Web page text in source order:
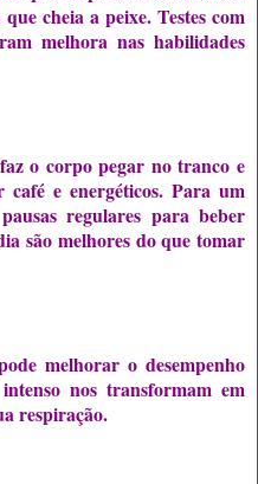
cheia a peixe. Testes com
melhora nas habilidades
o corpo pegar no tranco e
e energéticos. Para um
regulares para beber
são melhores do que tomar
melhorar o desempenho
nos transformam em
respiração.